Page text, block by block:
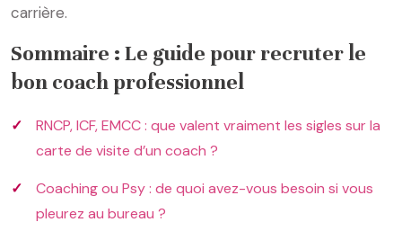
carrière.
Sommaire : Le guide pour recruter le
bon coach professionnel
RNCP, ICF, EMCC : que valent vraiment les sigles sur la
carte de visite d’un coach ?
Coaching ou Psy : de quoi avez-vous besoin si vous
pleurez au bureau ?